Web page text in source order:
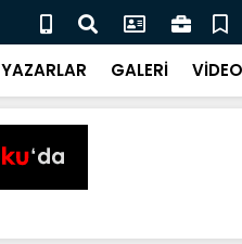
Polonyalı Stoper
YAZARLAR GALERİ VİDEO